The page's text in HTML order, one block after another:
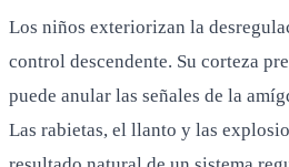
Los niños exteriorizan la
control descendente. Su corteza
puede anular las señales de la
Las rabietas, el llanto y las